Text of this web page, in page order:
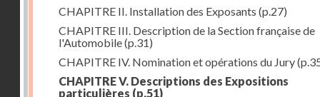
CHAPITRE II. Installation des Exposants (p.27)
CHAPITRE III. Description de la Section française de
l'Automobile(p.31)
CHAPITRE IV. Nomination et opérations du Jury
CHAPITRE V. Descriptions des Expositions
particulières (p.51)